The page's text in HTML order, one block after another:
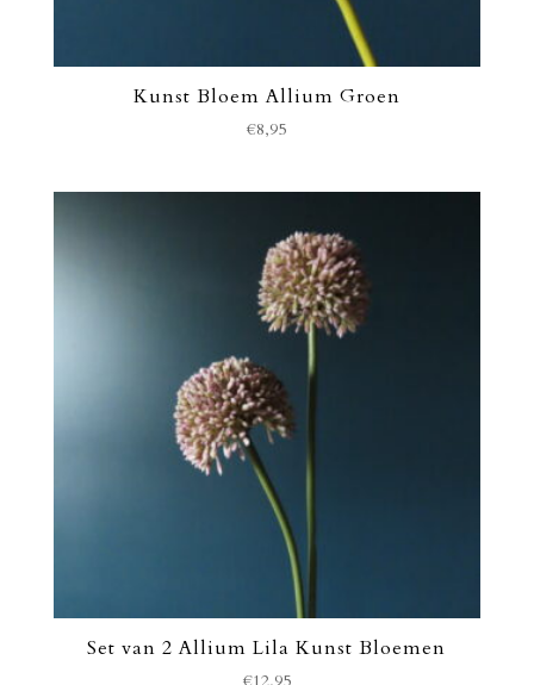
Kunst Bloem Allium Groen
€8,95
Set van 2 Allium Lila Kunst Bloemen